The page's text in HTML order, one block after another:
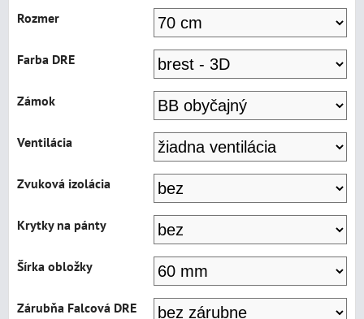
Rozmer
Farba DRE
Zámok
Ventilácia
Zvuková izolácia
Krytky na pánty
Šírka obložky
Zárubňa Falcová DRE